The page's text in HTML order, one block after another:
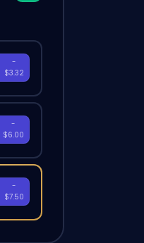
-
$3.32
-
$6.00
-
$7.50